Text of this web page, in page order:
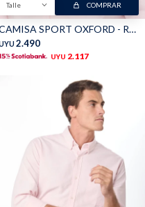
Talle COMPRAR
CAMISA SPORT OXFORD - Rosa
2.490
UYU 2.117